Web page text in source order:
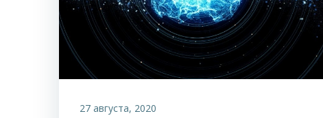
27 августа, 2020